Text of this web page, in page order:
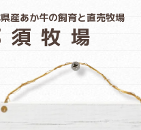
産あか牛の飼育と直売牧場
須牧場